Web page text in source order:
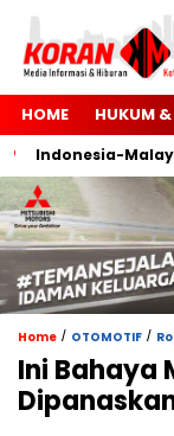
HOME HUKUM
Indonesia-
Home / OTOMOTIF /
Ini Bahaya